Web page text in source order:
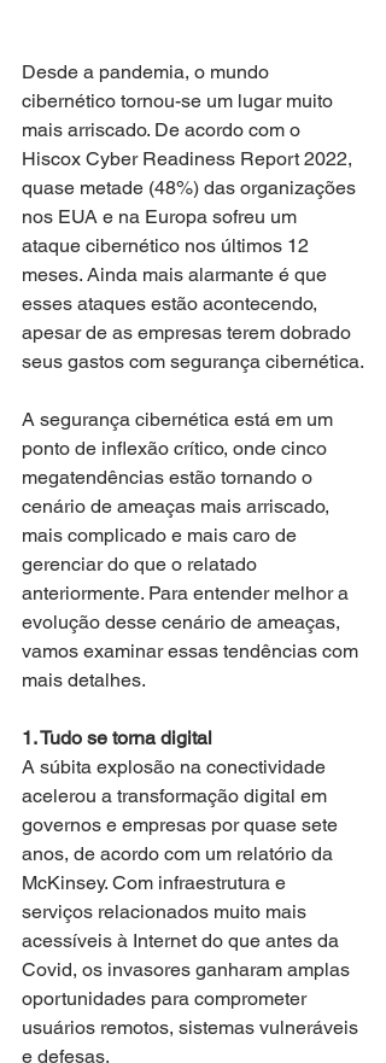
Desde a pandemia, o mundo
cibernético tornou-se um lugar muito
mais arriscado. De acordo com o
Hiscox Cyber ​​​​Readiness Report 2022,
quase metade (48%) das organizações
nos EUA e na Europa sofreu um
ataque cibernético nos últimos 12
meses. Ainda mais alarmante é que
esses ataques estão acontecendo,
apesar de as empresas terem dobrado
seus gastos com segurança cibernética.
A segurança cibernética está em um
ponto de inflexão crítico, onde cinco
megatendências estão tornando o
cenário de ameaças mais arriscado,
mais complicado e mais caro de
gerenciar do que o relatado
anteriormente. Para entender melhor a
evolução desse cenário de ameaças,
vamos examinar essas tendências com
mais detalhes.
1. Tudo se torna digital
A súbita explosão na conectividade
acelerou a transformação digital em
governos e empresas por quase sete
anos, de acordo com um relatório da
McKinsey. Com infraestrutura e
serviços relacionados muito mais
acessíveis à Internet do que antes da
Covid, os invasores ganharam amplas
oportunidades para comprometer
usuários remotos, sistemas vulneráveis ​​
e defesas.